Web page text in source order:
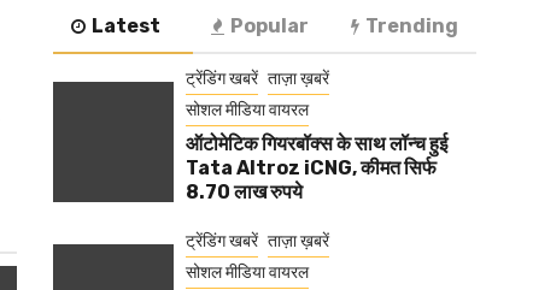
Latest Popular Trending
ट्रेंडिंग खबरें ताज़ा ख़बरें
सोशल मीडिया वायरल
ऑटोमेटिक गियरबॉक्स के साथ लॉन्च हुई
Tata Altroz iCNG, कीमत सिर्फ
8.70 लाख रुपये
ट्रेंडिंग खबरें ताज़ा ख़बरें
सोशल मीडिया वायरल